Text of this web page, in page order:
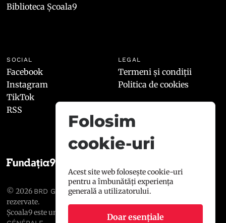
Biblioteca Școala9
SOCIAL
Facebook
Instagram
TikTok
RSS
LEGAL
Termeni și condiții
Politica de cookies
© 2026 BRD GROUPE SOCIÉTÉ GÉNÉRALE
rezervate.
Școala9 este un proiect susținut de
BRD GROUPE SOCIÉTÉ
Folosim
cookie-uri
Acest site web folosește cookie-uri
pentru a îmbunătăți experiența
generală a utilizatorului.
Doar esențiale